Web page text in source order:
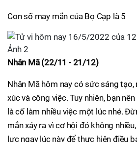
Con số may mắn của Bọ Cạp là 5
Nhân Mã (22/11 - 21/12)
Nhân Mã hôm nay có sức sáng
xúc và công việc. Tuy nhiên, bạn
là cố làm nhiều việc một lúc nhé.
mắn xảy ra vì cơ hội đó không
lực ngay lúc này để thực hiện điều